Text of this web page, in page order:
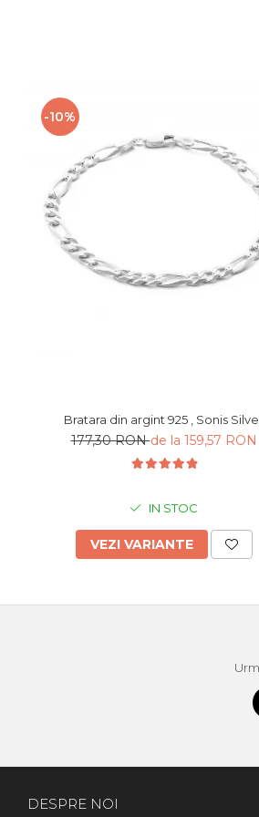
-10%
Bratara din argint 925 , Sonis
177,30 RONde la 159,57 RON
IN STOC
VEZI VARIANTE
DESPRE NOI